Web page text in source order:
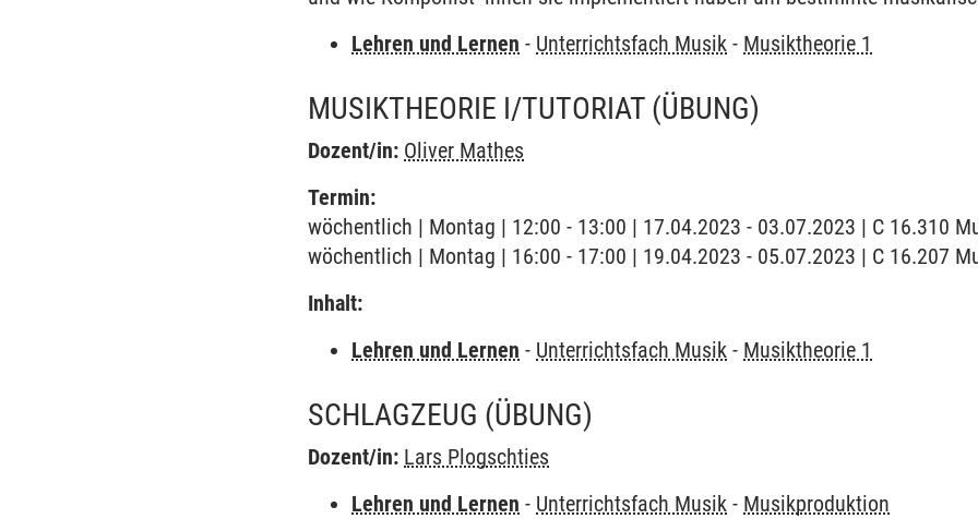
Lehren und Lernen - Unterrichtsfach Musik - Musiktheorie 1
MUSIKTHEORIE I/TUTORIAT (ÜBUNG)
Dozent/in: Oliver Mathes
Termin:
wöchentlich | Montag | 12:00 - 13:00 | 17.04.2023 - 03.07.2023 | C 16.310
wöchentlich | Montag | 16:00 - 17:00 | 19.04.2023 - 05.07.2023 | C 16.207
Inhalt:
Lehren und Lernen - Unterrichtsfach Musik - Musiktheorie 1
SCHLAGZEUG (ÜBUNG)
Dozent/in: Lars Plogschties
Lehren und Lernen - Unterrichtsfach Musik - Musikproduktion